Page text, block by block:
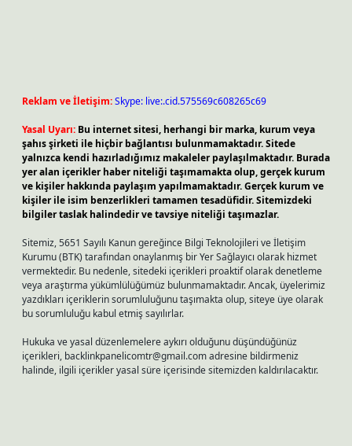
Reklam ve İletişim:Skype: live:.cid.575569c608265c69
Yasal Uyarı: Bu internet sitesi, herhangi bir marka, kurum veya
şahıs şirketi ile hiçbir bağlantısı bulunmamaktadır. Sitede
yalnızca kendi hazırladığımız makaleler paylaşılmaktadır. Burada
yer alan içerikler haber niteliği taşımamakta olup, gerçek kurum
ve kişiler hakkında paylaşım yapılmamaktadır. Gerçek kurum ve
kişiler ile isim benzerlikleri tamamen tesadüfidir. Sitemizdeki
bilgiler taslak halindedir ve tavsiye niteliği taşımazlar.
Sitemiz, 5651 Sayılı Kanun gereğince Bilgi Teknolojileri ve İletişim
Kurumu (BTK) tarafından onaylanmış bir Yer Sağlayıcı olarak hizmet
vermektedir. Bu nedenle, sitedeki içerikleri proaktif olarak denetleme
veya araştırma yükümlülüğümüz bulunmamaktadır. Ancak, üyelerimiz
yazdıkları içeriklerin sorumluluğunu taşımakta olup, siteye üye olarak
bu sorumluluğu kabul etmiş sayılırlar.
Hukuka ve yasal düzenlemelere aykırı olduğunu düşündüğünüz
içerikleri, backlinkpanelicomtr@gmail.comadresine bildirmeniz
halinde, ilgili içerikler yasal süre içerisinde sitemizden kaldırılacaktır.